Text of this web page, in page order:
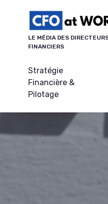
LE MÉDIA DES
FINANCIERS
Stratégie
Financière &
Pilotage